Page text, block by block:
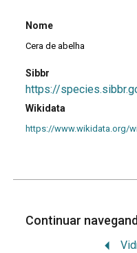
Nome
Cera de abelha
Sibbr
https://
Wikidata
https://www.wikidata.org/
Continuar